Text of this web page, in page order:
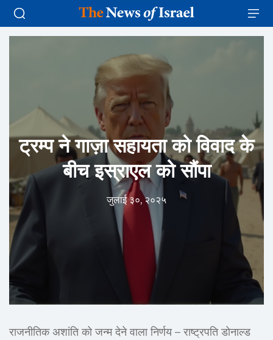
ट्रम्प ने गाज़ा सहायता को विवाद के
बीच इस्राएल को सौंपा
जुलाई ३०, २०२५
राजनीतिक अशांति को जन्म देने वाला निर्णय – राष्ट्रपति डोनाल्ड